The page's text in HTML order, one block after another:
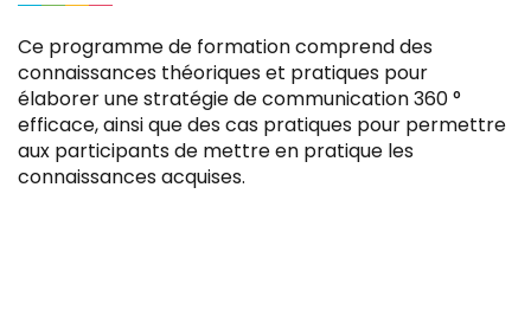
Ce programme de formation comprend des
connaissances théoriques et pratiques pour
élaborer une stratégie de communication 360 °
efficace, ainsi que des cas pratiques pour permettre
aux participants de mettre en pratique les
connaissances acquises.